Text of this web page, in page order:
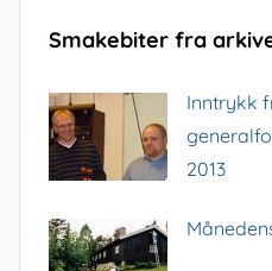
Smakebiter fra
Inntrykk
2013